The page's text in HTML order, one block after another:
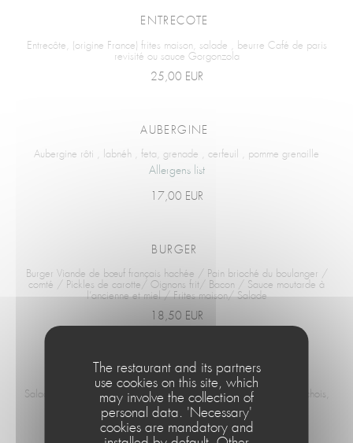
The restaurant and its partners
use cookies on this site, which
may involve the collection of
personal data. 'Necessary'
cookies are mandatory and
ENTRECOTE
Entrecôte, (origine France) frites maison, salade , beurre Café de paris
revisité ou sauce Gorgonzola
25,00 EUR
AUBERGINE
Aubergine rôti , labnéh , feta, grenade , cerfeuil , pomme grenaille
Allergens list
17,00 EUR
BURGER
Burger Viande de bœuf français hachée / Pain brioché du boulanger /
comté / Pickles de carotte/ Oignons frit/ Bacon / Sauce moutarde à
l’ancienne et miel / Frites maison/ Salade
18,50 EUR
SALADE CESAR
Salade césar ,salade, croûtons, oeuf dur Bio , sauce césar aux anchois,
pickles , poulet ,copeaux de parmesan
19,50 EUR